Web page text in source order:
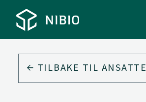
TILBAKE TIL ANSATTE